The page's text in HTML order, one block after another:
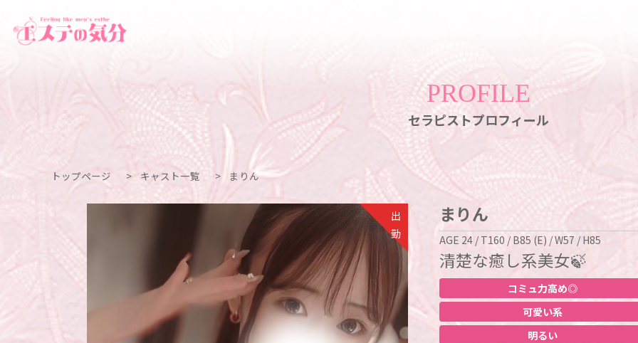
セラピストプロフィール
PROFILE
トップページ > キャスト一覧 > まりん
出
勤
まりん
AGE 24 / T160 / B85 (E) / W57 / H85
清楚な癒し系美女🍃
コミュ力高め◎
可愛い系
明るい